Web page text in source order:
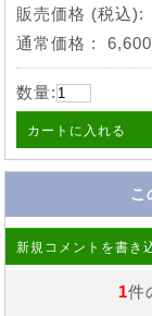
販売価格 (税込):
通常価格 :
数量:
カートに入れる
こ
新規コメントを書き
1件